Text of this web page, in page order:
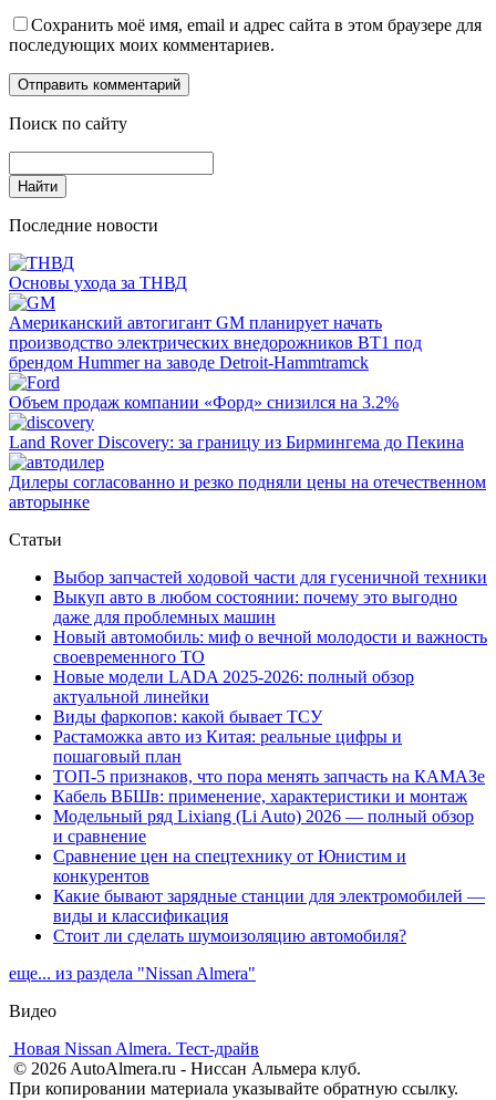
Сохранить моё имя, email и адрес сайта в этом браузере для
последующих моих комментариев.
Поиск по сайту
Последние новости
Основы ухода за ТНВД
Американский автогигант GM планирует начать
производство электрических внедорожников BT1 под
брендом Hummer на заводе Detroit-Hammtramck
Объем продаж компании «Форд» снизился на 3.2%
Land Rover Dіscovery: за границу из Бирмингема до Пекина
Дилеры согласованно и резко подняли цены на отечественном
авторынке
Статьи
Выбор запчастей ходовой части для гусеничной техники
Выкуп авто в любом состоянии: почему это выгодно
даже для проблемных машин
Новый автомобиль: миф о вечной молодости и важность
своевременного ТО
Новые модели LADA 2025-2026: полный обзор
актуальной линейки
Виды фаркопов: какой бывает ТСУ
Растаможка авто из Китая: реальные цифры и
пошаговый план
ТОП-5 признаков, что пора менять запчасть на КАМАЗе
Кабель ВБШв: применение, характеристики и монтаж
Модельный ряд Lixiang (Li Auto) 2026 — полный обзор
и сравнение
Сравнение цен на спецтехнику от Юнистим и
конкурентов
Какие бывают зарядные станции для электромобилей —
виды и классификация
Стоит ли сделать шумоизоляцию автомобиля?
еще... из раздела "Nissan Almera"
Видео
Новая Nissan Almera. Тест-драйв
© 2026 AutoAlmera.ru - Ниссан Альмера клуб.
При копировании материала указывайте обратную ссылку.